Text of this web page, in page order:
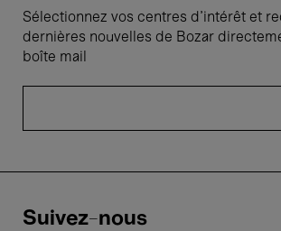
Sélectionnez vos centres d'intérêt et
dernières nouvelles de Bozar
boîte mail
Suivez-nous